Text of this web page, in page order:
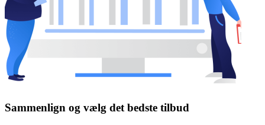
Sammenlign og vælg det bedste tilbud